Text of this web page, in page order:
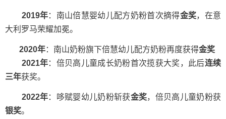
2019年：南山倍慧婴幼儿配方奶粉首次摘得金奖，在意
大利罗马荣耀加冕。
2020年：南山奶粉旗下倍慧幼儿配方奶粉再度获得金奖
2021年：倍贝高儿童成长奶粉首次揽获大奖，此后连续
三年获奖。
2022年：哆赋婴幼儿奶粉斩获金奖，倍贝高儿童奶粉获
银奖。